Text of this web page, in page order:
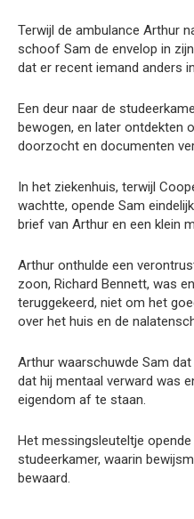
Terwijl de ambulance Arthur
schoof Sam de envelop in
dat er recent iemand anders
Een deur naar de
bewogen, en later ontdekten
doorzocht en documenten
In het ziekenhuis, terwijl
wachtte, opende Sam
brief van Arthur en een klein
Arthur onthulde een
zoon, Richard Bennett, was
teruggekeerd, niet om het
over het huis en de
Arthur waarschuwde Sam
dat hij mentaal verward was
eigendom af te staan.
Het messingsleuteltje opende
studeerkamer, waarin
bewaard.